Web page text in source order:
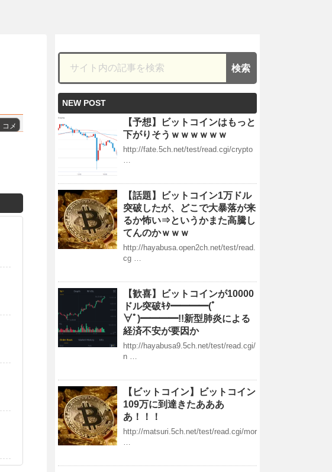
コメ
NEW POST
【予想】ビットコインはもっと
下がりそうｗｗｗｗｗｗ
http://fate.5ch.net/test/read.cgi/crypto
…
【話題】ビットコイン1万ドル
突破したが、どこで大暴落が来
るか怖い⇒というかまた高騰し
てんのかｗｗｗ
http://hayabusa.open2ch.net/test/read.
cg …
【歓喜】ビットコインが10000
ドル突破ｷﾀ━━━━(ﾟ
∀ﾟ)━━━━!!新型肺炎による
経済不安が要因か
http://hayabusa9.5ch.net/test/read.cgi/
n …
【ビットコイン】ビットコイン
109万に到達きたあああ
あ！！！
http://matsuri.5ch.net/test/read.cgi/mor
…